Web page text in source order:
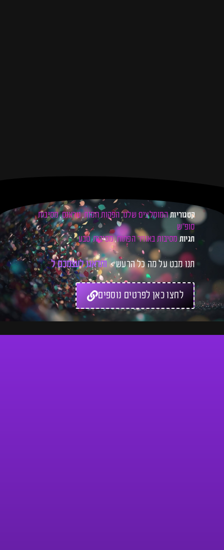
קטגוריות המומלצים שלנו,הפקות חמות,טראנס,מסיבות
סופ"ש
תגיות מסיבות באוויר הפתוח,מסיבות טבע
תנו מבט על מה כל הרעש > ותדאגו לעצמכם לכרט
לחצו כאן לפרטים נוספים